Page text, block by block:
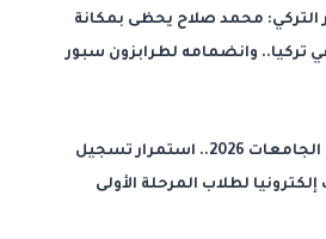
التركي: محمد صلاح يحظى بمكانة
تركيا.. وانضمامه لطرابزون سبور
تنسيق الجامعات 2026.. استمرار تسجيل
إلكترونيا لطلاب المرحلة الأولى